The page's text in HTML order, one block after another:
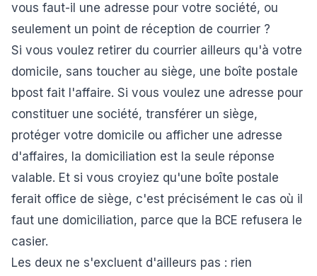
vous faut-il une adresse pour votre société, ou
seulement un point de réception de courrier ?
Si vous voulez retirer du courrier ailleurs qu'à votre
domicile, sans toucher au siège, une boîte postale
bpost fait l'affaire. Si vous voulez une adresse pour
constituer une société, transférer un siège,
protéger votre domicile ou afficher une adresse
d'affaires, la domiciliation est la seule réponse
valable. Et si vous croyiez qu'une boîte postale
ferait office de siège, c'est précisément le cas où il
faut une domiciliation, parce que la BCE refusera le
casier.
Les deux ne s'excluent d'ailleurs pas : rien